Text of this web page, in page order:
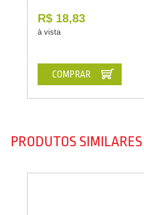
R$ 18,83
à vista
COMPRAR
PRODUTOS SIMILARES